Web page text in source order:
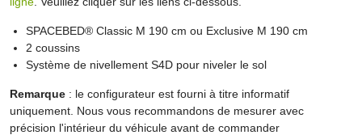
SPACEBED® Classic M 190 cm ou Exclusive M 190 cm
2 coussins
Système de nivellement S4D pour niveler le sol
Remarque : le configurateur est fourni à titre informatif
uniquement. Nous vous recommandons de mesurer avec
précision l'intérieur du véhicule avant de commander